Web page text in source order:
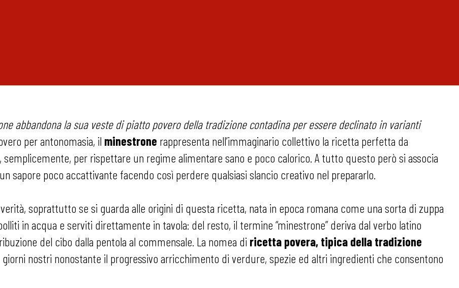
abbandona la sua veste di piatto povero della tradizione contadina per essere declinato in varianti
per antonomasia, il minestrone rappresenta nell’immaginario collettivo la ricetta perfetta da
per rispettare un regime alimentare sano e poco calorico. A tutto questo però si associa
sapore poco accattivante facendo così perdere qualsiasi slancio creativo nel prepararlo.
soprattutto se si guarda alle origini di questa ricetta, nata in epoca romana come una sorta di zuppa
in acqua e serviti direttamente in tavola: del resto, il termine “minestrone” deriva dal verbo latino
del cibo dalla pentola al commensale. La nomea di ricetta povera, tipica della tradizione
nostri nonostante il progressivo arricchimento di verdure, spezie ed altri ingredienti che consentono